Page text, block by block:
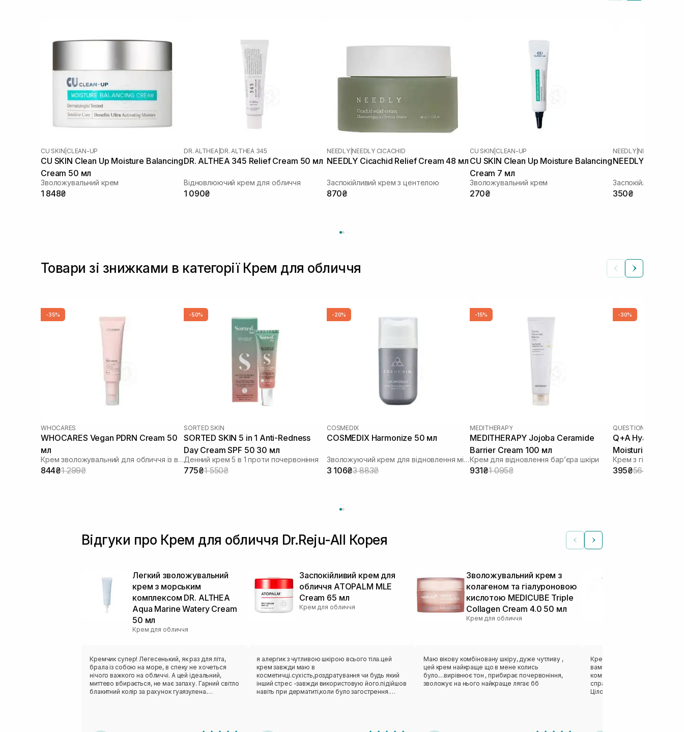
CU SKIN CLEAN-UP
CU SKIN Clean Up Moisture Balancing
Cream 50 мл
Зволожувальний крем
1 848₴
DR. ALTHEA DR. ALTHEA 345
DR. ALTHEA 345 Relief Cream 50 мл
Відновлюючий крем для обличчя
1 090₴
NEEDLY| NEEDLY CICACHID
NEEDLY Cicachid Relief Cream 48 мл
Заспокійливий крем з центелою
870₴
CU SKIN CLEAN-UP
CU SKIN Clean Up Moisture Balancing
Cream 7 мл
Зволожувальний крем
270₴
NEEDLY| NEEDLY
NEEDLY
Заспокійливий
350₴
Товари зі знижками в категорії Крем для обличчя
-35%
WHOCARES
WHOCARES Vegan PDRN Cream 50
мл
Крем зволожувальний для обличчя із веганськими полінуклеотидами
844₴1 299₴
-50%
SORTED SKIN
SORTED SKIN 5 in 1 Anti-Redness
Day Cream SPF 50 30 мл
Денний крем 5 в 1 проти почервоніння
775₴1 550₴
-20%
COSMEDIX
COSMEDIX Harmonize 50 мл
Зволожуючий крем для відновлення мікробіома
3 106₴3 883₴
-15%
MEDITHERAPY
MEDITHERAPY Jojoba Ceramide
Barrier Cream 100 мл
Крем для відновлення барʼєра шкіри
931₴1 095₴
-30%
QUESTION AND
Q+A Hyaluronic
Moisturiser 75 мл
Крем з
395₴564₴
Відгуки про Крем для обличчя Dr.Reju-All Корея
Легкий зволожувальний
крем з морським
комплексом DR. ALTHEA
Aqua Marine Watery Cream
50 мл
Крем для обличчя
Кремчик супер! Легесенький, як раз для літа,
брала із собою на море, в спеку не хочеться
нічого важкого на обличчі. А цей ідеальний,
миттево вбирається, не має запаху. Гарний світло
блакитний колір за рахунок гуаязулена.
Заспокійливий крем для
обличчя ATOPALM MLE
Cream 65 мл
Крем для обличчя
я алергик з чутливою шкірою всього тіла.цей
крем завжди маю в
косметичці.сухість,роздратування чи будь який
інший стрес -завжди використовую його.підійшов
навіть при дерматиті,коли було загострення.
Зволожувальний крем з
колагеном та гіалуроновою
кислотою MEDICUBE Triple
Collagen Cream 4.0 50 мл
Крем для обличчя
Маю вікову комбіновану шкіру, дуже чутливу ,
цей крем найкраще що в мене колись
було....вирівнює тон , прибирає почервоніння,
зволожує на нього найкраще лягає бб
Крем - справжнє відкриття,
вами на довго) він класно
комбінованої шкіри, схильної
справжній скарб на холодну
Цілорічна база, кращої заміни